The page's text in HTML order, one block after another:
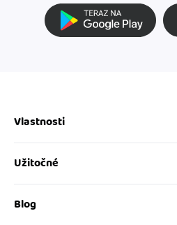
Vlastnosti
Fakturačné vlastnosti
Online fakturácia
Spolupráca s účtovníkom
Užitočné
Nápoveda
Vývojárský web
Developer API
Blog